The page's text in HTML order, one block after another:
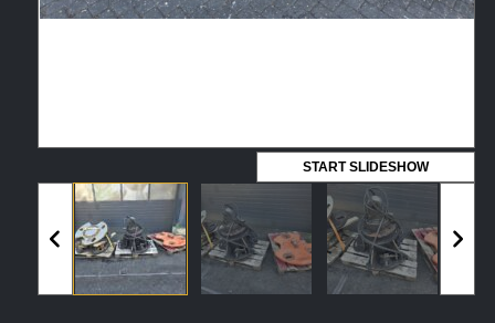
Contact Opnemen
START SLIDESHOW